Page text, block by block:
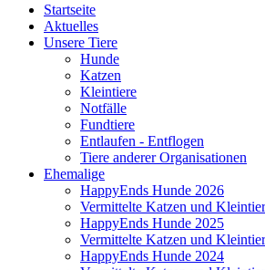
Startseite
Aktuelles
Unsere Tiere
Hunde
Katzen
Kleintiere
Notfälle
Fundtiere
Entlaufen - Entflogen
Tiere anderer Organisationen
Ehemalige
HappyEnds Hunde 2026
Vermittelte Katzen und
HappyEnds Hunde 2025
Vermittelte Katzen und
HappyEnds Hunde 2024